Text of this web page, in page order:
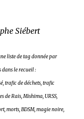
Siébert
liste de tag donnée par
dans le recueil :
trafic de déchets, trafic
de Rais, Mishima, URSS,
morts, BDSM, magie noire,